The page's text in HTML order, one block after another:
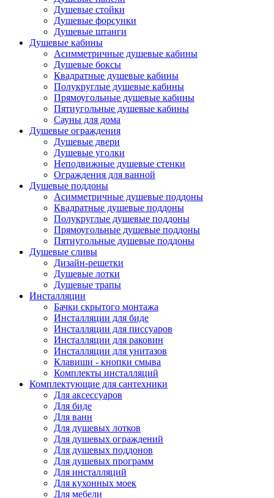
Душевые стойки
Душевые форсунки
Душевые штанги
Душевые кабины
Асимметричные душевые кабины
Душевые боксы
Квадратные душевые кабины
Полукруглые душевые кабины
Прямоугольные душевые кабины
Пятиугольные душевые кабины
Сауны для дома
Душевые ограждения
Душевые двери
Душевые уголки
Неподвижные душевые стенки
Ограждения для ванной
Душевые поддоны
Асимметричные душевые поддоны
Квадратные душевые поддоны
Полукруглые душевые поддоны
Прямоугольные душевые поддоны
Пятиугольные душевые поддоны
Душевые сливы
Дизайн-решетки
Душевые лотки
Душевые трапы
Инсталляции
Бачки скрытого монтажа
Инсталляции для биде
Инсталляции для писсуаров
Инсталляции для раковин
Инсталляции для унитазов
Клавиши - кнопки смыва
Комплекты инсталляций
Комплектующие для сантехники
Для аксессуаров
Для биде
Для ванн
Для душевых лотков
Для душевых ограждений
Для душевых поддонов
Для душевых программ
Для инсталляций
Для кухонных моек
Для мебели